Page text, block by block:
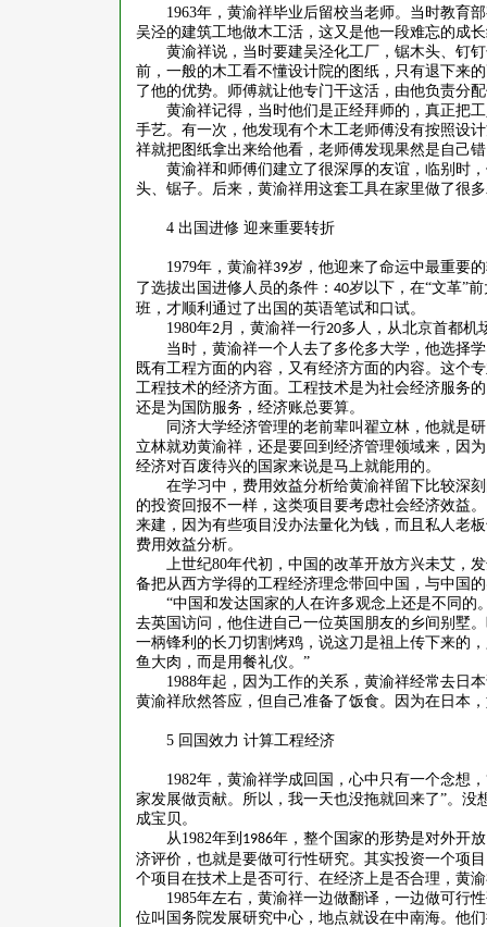
1963年，黄渝祥毕业后留校当老师。当时教育
吴泾的建筑工地做木工活，这又是他一段难忘的成
黄渝祥说，当时要建吴泾化工厂，锯木头、钉
前，一般的木工看不懂设计院的图纸，只有退下来
了他的优势。师傅就让他专门干这活，由他负责分
黄渝祥记得，当时他们是正经拜师的，真正把
手艺。有一次，他发现有个木工老师傅没有按照设
祥就把图纸拿出来给他看，老师傅发现果然是自己
黄渝祥和师傅们建立了很深厚的友谊，临别时
头、锯子。后来，黄渝祥用这套工具在家里做了很
4 出国进修 迎来重要转折
1979年，黄渝祥39岁，他迎来了命运中最重要
了选拔出国进修人员的条件： 40岁以下，在“文革”
班，才顺利通过了出国的英语笔试和口试。
1980年2月，黄渝祥一行20多人，从北京首都机
当时，黄渝祥一个人去了多伦多大学，他选择
既有工程方面的内容，又有经济方面的内容。这个
工程技术的经济方面。工程技术是为社会经济服务
还是为国防服务，经济账总要算。
同济大学经济管理的老前辈叫翟立林，他就是
立林就劝黄渝祥，还是要回到经济管理领域来，因
经济对百废待兴的国家来说是马上就能用的。
在学习中，费用效益分析给黄渝祥留下比较深
的投资回报不一样，这类项目要考虑社会经济效益
来建，因为有些项目没办法量化为钱，而且私人老
费用效益分析。
上世纪80年代初，中国的改革开放方兴未艾，
备把从西方学得的工程经济理念带回中国，与中国
“中国和发达国家的人在许多观念上还是不同
去英国访问，他住进自己一位英国朋友的乡间别墅
一柄锋利的长刀切割烤鸡，说这刀是祖上传下来的
鱼大肉，而是用餐礼仪。”
1988年起，因为工作的关系，黄渝祥经常去日
黄渝祥欣然答应，但自己准备了饭食。因为在日本
5 回国效力 计算工程经济
1982年，黄渝祥学成回国，心中只有一个念想
家发展做贡献。所以，我一天也没拖就回来了”。
成宝贝。
从1982年到 1986年，整个国家的形势是对外开
济评价，也就是要做可行性研究。其实投资一个项
个项目在技术上是否可行、在经济上是否合理，黄
1985年左右，黄渝祥一边做翻译，一边做可行
位叫国务院发展研究中心，地点就设在中南海。他